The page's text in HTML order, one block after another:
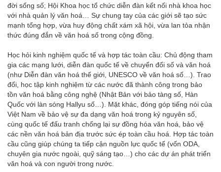
đời sống số; Hội Khoa học tổ chức diễn đàn kết nối nhà khoa học
với nhà quản lý văn hoá… Sự chung tay của các giới sẽ tạo sức
mạnh tổng hợp, vừa huy động chất xám xã hội, vừa lan tỏa nhận
thức đúng đắn về văn hoá số trong cộng đồng.
Học hỏi kinh nghiệm quốc tế và hợp tác toàn cầu: Chủ động tham
gia các mạng lưới, diễn đàn quốc tế về chuyển đổi số và văn hoá
(như Diễn đàn văn hoá thế giới, UNESCO về văn hoá số…). Trao
đổi, học tập kinh nghiệm từ các nước đã thành công trong bảo
tồn văn hoá bằng công nghệ (Nhật Bản với bảo tàng số, Hàn
Quốc với làn sóng Hallyu số…). Mặt khác, đóng góp tiếng nói của
Việt Nam về bảo vệ sự đa dạng văn hoá trong kỷ nguyên số,
cùng quốc tế đấu tranh chống lại sự đồng hóa văn hoá, bảo vệ
các nền văn hoá bản địa trước sức ép toàn cầu hoá. Hợp tác toàn
cầu cũng giúp chúng ta tiếp cận nguồn lực quốc tế (vốn ODA,
chuyên gia nước ngoài, quỹ sáng tạo…) cho các dự án phát triển
văn hoá và con người trong nước.